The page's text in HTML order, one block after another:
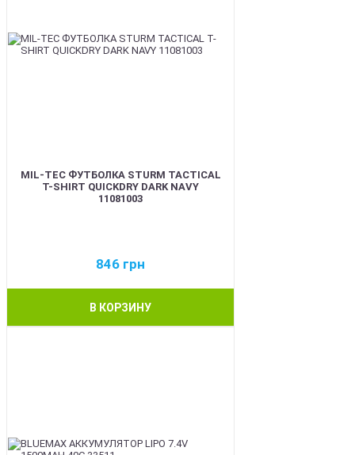
MIL-TEC ФУТБОЛКА STURM TACTICAL
T-SHIRT QUICKDRY DARK NAVY
11081003
846 грн
В КОРЗИНУ